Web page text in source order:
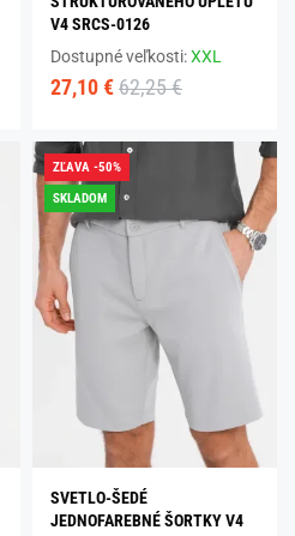
V4 SRCS-0126
Dostupné veľkosti:XXL
27,10 € 62,25 €
ZĽAVA -50%
SKLADOM
SVETLO-ŠEDÉ
JEDNOFAREBNÉ ŠORTKY V4